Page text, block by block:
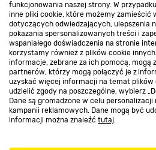
funkcjonowania naszej strony. W
inne pliki cookie, które możemy zamieścić
dotyczących odwiedzających, ulepszenia
pokazania spersonalizowanych treści i
wspaniałego doświadczenia na stronie
korzystamy również z plików cookie
informacje, zebrane za ich pomocą, mogą
partnerów, którzy mogą połączyć je z
uzyskać więcej informacji na temat
udzielić zgody na poszczególne, wybierz
Dane są gromadzone w celu
kampanii reklamowych. Dane mogą być
informacji można znaleźć tutaj.
Dołącz do nas
Metody płatności